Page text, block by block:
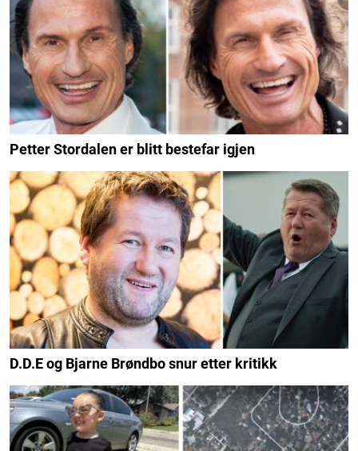
Petter Stordalen er blitt bestefar igjen
D.D.E og Bjarne Brøndbo snur etter kritikk